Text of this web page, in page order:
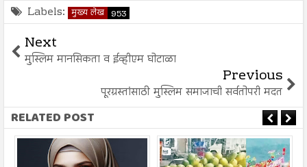
Labels: मुख्य लेख 953
Next
मुस्लिम मानसिकता व ईव्हीएम घोटाळा
Previous
पूरग्रस्तांसाठी मुस्लिम समाजाची सर्वतोपरी मदत
RELATED POST